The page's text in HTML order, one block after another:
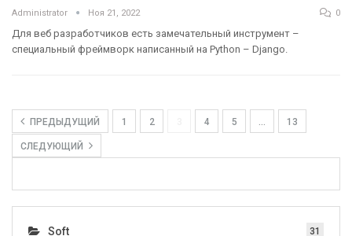
Administrator Ноя 21, 2022 0
Для веб разработчиков есть замечательный инструмент –
специальный фреймворк написанный на Python – Django.
ПРЕДЫДУЩИЙ 1 2 4 5 … 13
СЛЕДУЮЩИЙ
Soft 31